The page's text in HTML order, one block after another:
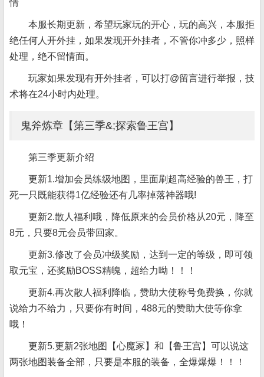
情
本服长期更新，希望玩家玩的开心，玩的高兴，本服拒
绝任何人开外挂，如果发现开外挂者，不管你冲多少，照样
处理，绝不留情面。
玩家如果发现有开外挂者，可以打@留言进行举报，技
术将在24小时内处理。
鬼斧炼章【第三季&;探索鲁王宫】
第三季更新介绍
更新1.增加会员练级地图，里面刷超高经验的兽王，打
死一只既能获得1亿经验还有几率掉落神器哦!
更新2.散人福利哦，降低原来的会员价格从20元，降至
8元，只要8元会员带回家。
更新3.修改了会员冲级奖励，达到一定的等级，即可领
取元宝，还奖励BOSS精魄，超给力呦！！！
更新4.再次散人福利降临，赞助大使称号免费换，你就
说给力不给力，只要你有时间，488元的赞助大使等你拿
哦！
更新5.更新2张地图【心魔冢】和【鲁王宫】可以说这
两张地图装备全部，只要是本服的装备，全爆爆爆！！！